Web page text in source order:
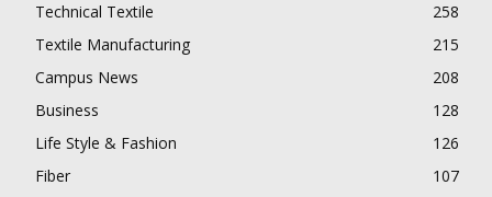
Technical Textile
258
Textile Manufacturing
215
Campus News
208
Business
128
Life Style & Fashion
126
Fiber
107